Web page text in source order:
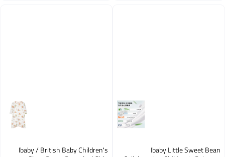
Ibaby Little Sweet Bean
Ibaby / British Baby Children's